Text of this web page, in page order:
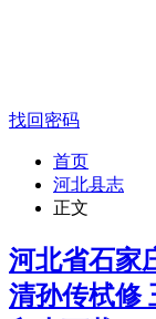
找回密码
首页
河北县志
正文
河北省石家
清孙传栻修